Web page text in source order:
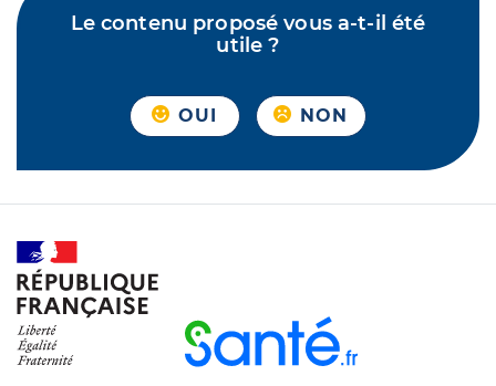
Le contenu proposé vous a-t-il été
utile ?
OUI NON